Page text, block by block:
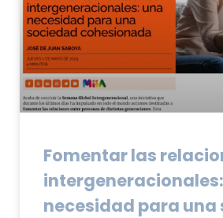
Fomentar las
necesidad para una